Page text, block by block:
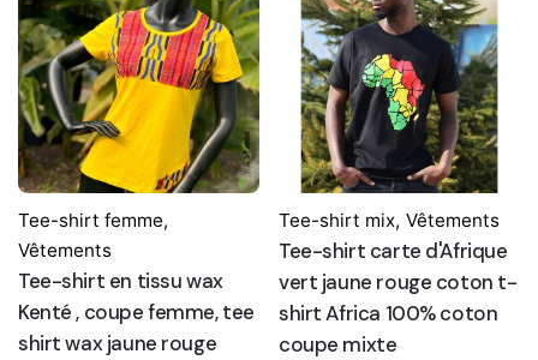
Tee-shirt femme,
Vêtements
Tee-shirt en tissu wax
Kenté , coupe femme, tee
shirt wax jaune rouge
Tee-shirt mix, Vêtements
Tee-shirt carte d'Afrique
vert jaune rouge coton t-
shirt Africa 100% coton
coupe mixte